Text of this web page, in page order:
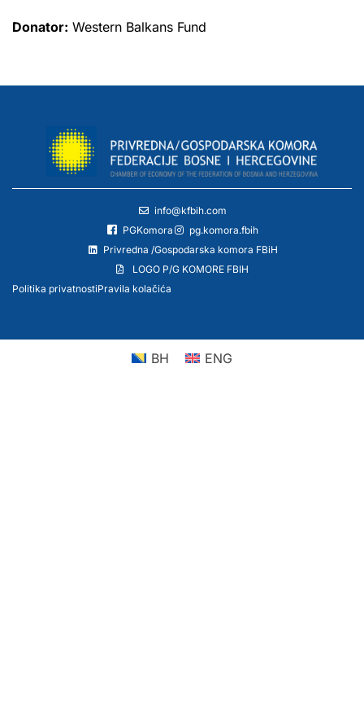
Donator: Western Balkans Fund
info@kfbih.com
PGKomora
pg.komora.fbih
Privredna /Gospodarska komora FBiH
LOGO P/G KOMORE FBIH
Politika privatnostiPravila kolačića
BH ENG